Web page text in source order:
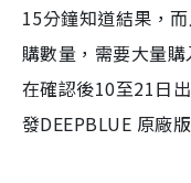
15分鐘知道結果，
購數量，需要大量
在確認後10至21日
發DEEPBLUE 原廠